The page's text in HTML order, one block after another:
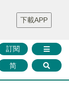
華證券 媒體矩陣
庫沙龍
聯絡我們
訂閱
简
下載APP